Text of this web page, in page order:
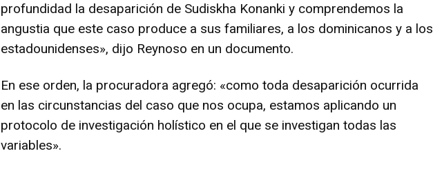
profundidad la desaparición de Sudiskha Konanki y comprendemos la
angustia que este caso produce a sus familiares, a los dominicanos y a los
estadounidenses», dijo Reynoso en un documento.
En ese orden, la procuradora agregó: «como toda desaparición ocurrida
en las circunstancias del caso que nos ocupa, estamos aplicando un
protocolo de investigación holístico en el que se investigan todas las
variables».